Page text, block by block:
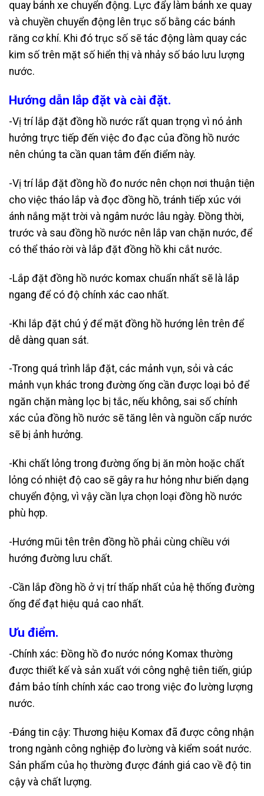
quay bánh xe chuyển động. Lực đẩy làm bánh xe quay
và chuyền chuyển động lên trục số bằng các bánh
răng cơ khí. Khi đó trục số sẽ tác động làm quay các
kim số trên mặt số hiển thị và nhảy số báo lưu lượng
nước.
Hướng dẫn lắp đặt và cài đặt.
-Vị trí lắp đặt đồng hồ nước rất quan trọng vì nó ảnh
hưởng trực tiếp đến việc đo đạc của đồng hồ nước
nên chúng ta cần quan tâm đến điểm này.
-Vị trí lắp đặt đồng hồ đo nước nên chọn nơi thuận tiện
cho việc tháo lắp và đọc đồng hồ, tránh tiếp xúc với
ánh nắng mặt trời và ngâm nước lâu ngày. Đồng thời,
trước và sau đồng hồ nước nên lắp van chặn nước, để
có thể tháo rời và lắp đặt đồng hồ khi cắt nước.
-Lắp đặt đồng hồ nước komax chuẩn nhất sẽ là lắp
ngang để có độ chính xác cao nhất.
-Khi lắp đặt chú ý để mặt đồng hồ hướng lên trên để
dễ dàng quan sát.
-Trong quá trình lắp đặt, các mảnh vụn, sỏi và các
mảnh vụn khác trong đường ống cần được loại bỏ để
ngăn chặn màng lọc bị tắc, nếu không, sai số chính
xác của đồng hồ nước sẽ tăng lên và nguồn cấp nước
sẽ bị ảnh hưởng.
-Khi chất lỏng trong đường ống bị ăn mòn hoặc chất
lỏng có nhiệt độ cao sẽ gây ra hư hỏng như biến dạng
chuyển động, vì vậy cần lựa chọn loại đồng hồ nước
phù hợp.
-Hướng mũi tên trên đồng hồ phải cùng chiều với
hướng đường lưu chất.
-Cần lắp đồng hồ ở vị trí thấp nhất của hệ thống đường
ống để đạt hiệu quả cao nhất.
Ưu điểm.
-Chính xác: Đồng hồ đo nước nóng Komax thường
được thiết kế và sản xuất với công nghệ tiên tiến, giúp
đảm bảo tính chính xác cao trong việc đo lường lượng
nước.
-Đáng tin cậy: Thương hiệu Komax đã được công nhận
trong ngành công nghiệp đo lường và kiểm soát nước.
Sản phẩm của họ thường được đánh giá cao về độ tin
cậy và chất lượng.